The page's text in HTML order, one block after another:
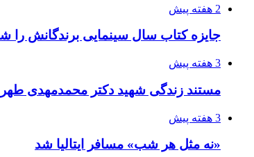
2 هفته پیش
جایزه کتاب سال سینمایی برندگانش
3 هفته پیش
مستند زندگی شهید دکتر محمدمهدی
3 هفته پیش
«نه مثل هر شب» مسافر ایتالیا شد